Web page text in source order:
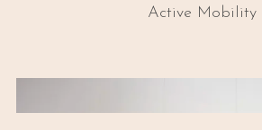
Active Mobility